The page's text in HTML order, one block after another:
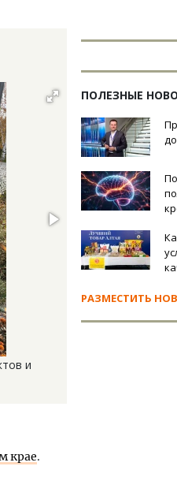
и
крае.
ПОЛЕЗНЫЕ
РАЗМЕСТИТЬ